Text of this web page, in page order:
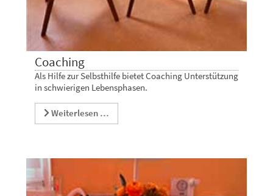
Coaching
Als Hilfe zur Selbsthilfe bietet Coaching Unterstützung
in schwierigen Lebensphasen.
Weiterlesen …